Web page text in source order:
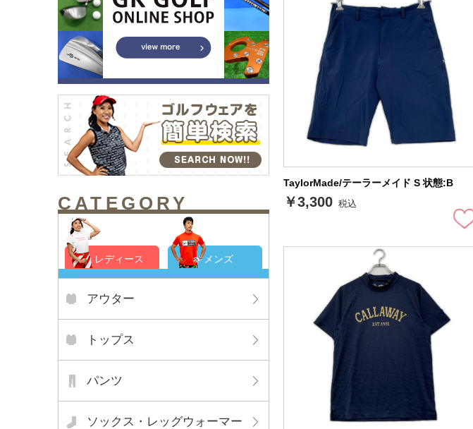
CATEGORY
レディース メンズ
アウター
トップス
パンツ
ソックス・レッグウォーマー
TaylorMade/テーラーメイド S 状態:B
￥3,300 税込